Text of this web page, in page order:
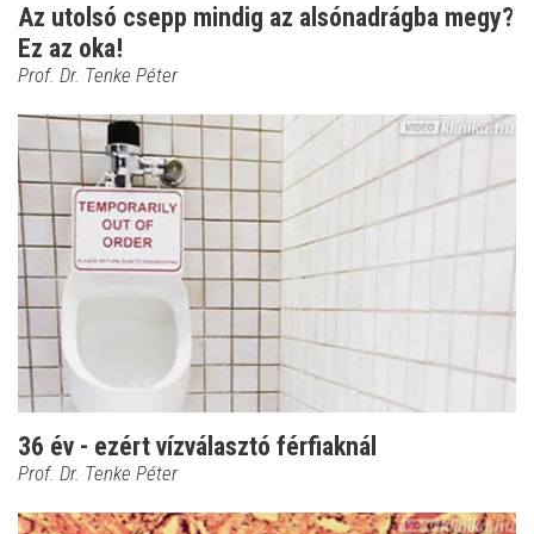
Az utolsó csepp mindig az alsónadrágba megy?
Ez az oka!
Prof. Dr. Tenke Péter
36 év - ezért vízválasztó férfiaknál
Prof. Dr. Tenke Péter